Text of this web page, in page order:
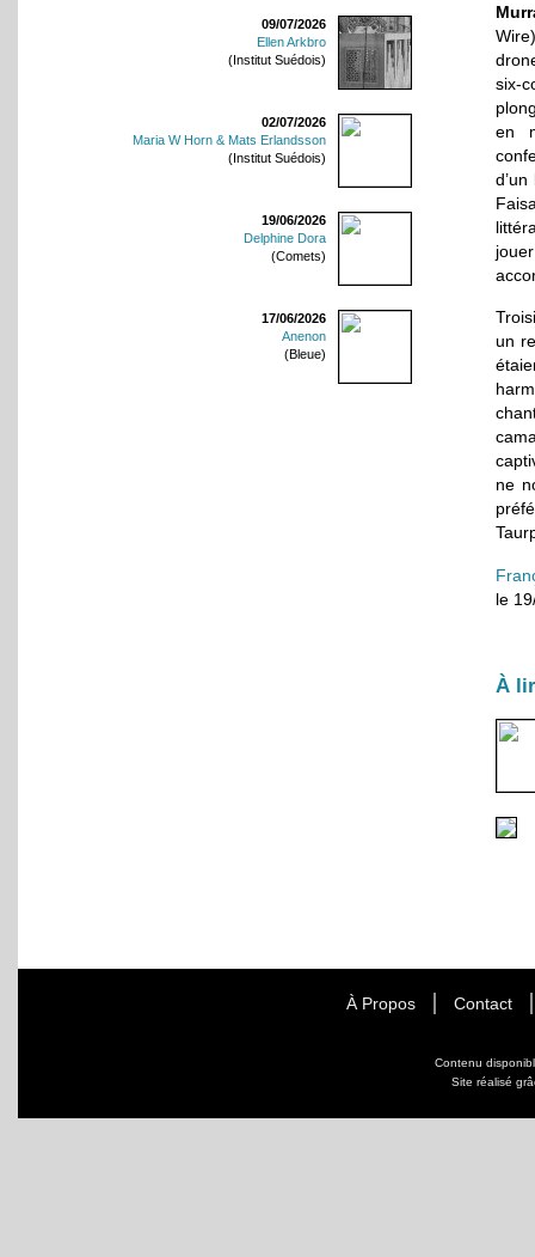
09/07/2026
Ellen Arkbro
(Institut Suédois)
02/07/2026
Maria W Horn & Mats Erlandsson
(Institut Suédois)
19/06/2026
Delphine Dora
(Comets)
17/06/2026
Anenon
(Bleue)
six-
en
un
ne
le
À
À Propos Contact
Contenu
Site réalisé